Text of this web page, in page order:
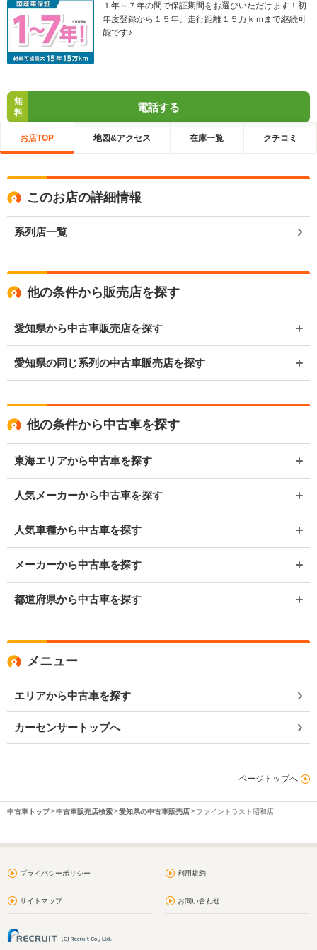
１年～７年の間で保証期間をお選びいただけます！初
年度登録から１５年、走行距離１５万ｋｍまで継続可
能です♪
無
料
電話する
お店TOP 地図&アクセス 在庫一覧 クチコミ
このお店の詳細情報
系列店一覧
他の条件から販売店を探す
愛知県から中古車販売店を探す
愛知県の同じ系列の中古車販売店を探す
他の条件から中古車を探す
東海エリアから中古車を探す
人気メーカーから中古車を探す
人気車種から中古車を探す
メーカーから中古車を探す
都道府県から中古車を探す
メニュー
エリアから中古車を探す
カーセンサートップへ
ページトップへ
中古車トップ 中古車販売店検索 愛知県の中古車販売店 ファイントラスト昭和店
プライバシーポリシー 利用規約
サイトマップ お問い合わせ